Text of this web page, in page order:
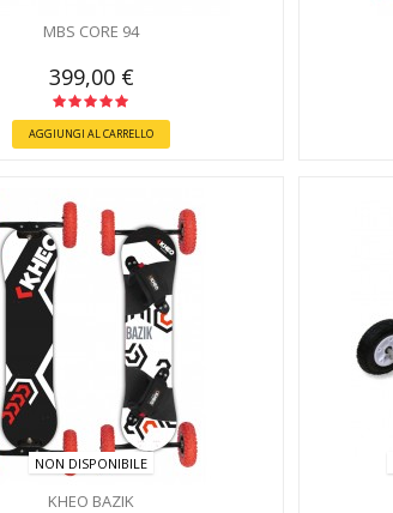
MBS CORE 94
399,00 €
AGGIUNGI AL CARRELLO
NON DISPONIBILE
KHEO BAZIK